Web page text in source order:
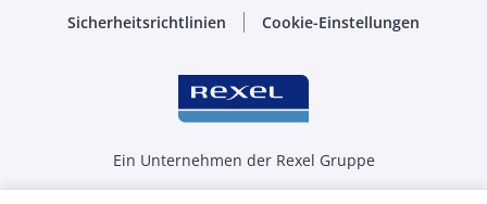
Sicherheitsrichtlinien
Cookie-Einstellungen
Ein Unternehmen der Rexel Gruppe